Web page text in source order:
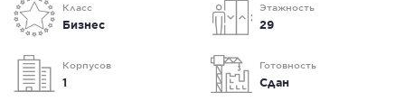
Класс
Бизнес
Этажность
29
Корпусов
1
Готовность
Сдан